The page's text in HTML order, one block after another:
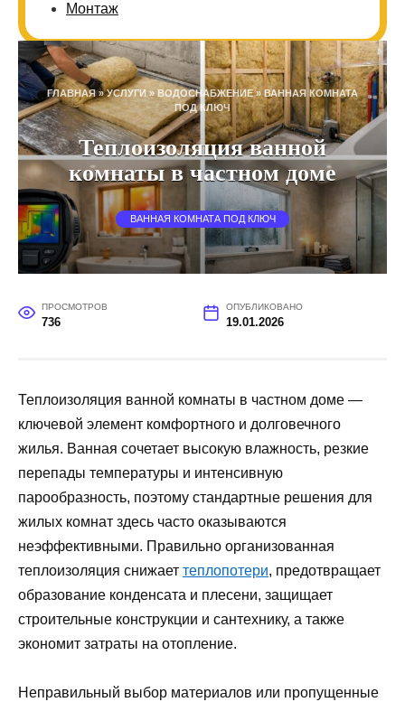
Монтаж
ГЛАВНАЯ»УСЛУГИ » ВОДОСНАБЖЕНИЕ»ВАННАЯ КОМНАТА
ПОД КЛЮЧ
Теплоизоляция ванной
комнаты в частном доме
ВАННАЯ КОМНАТА ПОД КЛЮЧ
ПРОСМОТРОВ
736
ОПУБЛИКОВАНО
19.01.2026
Теплоизоляция ванной комнаты в частном доме —
ключевой элемент комфортного и долговечного
жилья. Ванная сочетает высокую влажность, резкие
перепады температуры и интенсивную
парообразность, поэтому стандартные решения для
жилых комнат здесь часто оказываются
неэффективными. Правильно организованная
теплоизоляция снижает теплопотери, предотвращает
образование конденсата и плесени, защищает
строительные конструкции и сантехнику, а также
экономит затраты на отопление.
Неправильный выбор материалов или пропущенные